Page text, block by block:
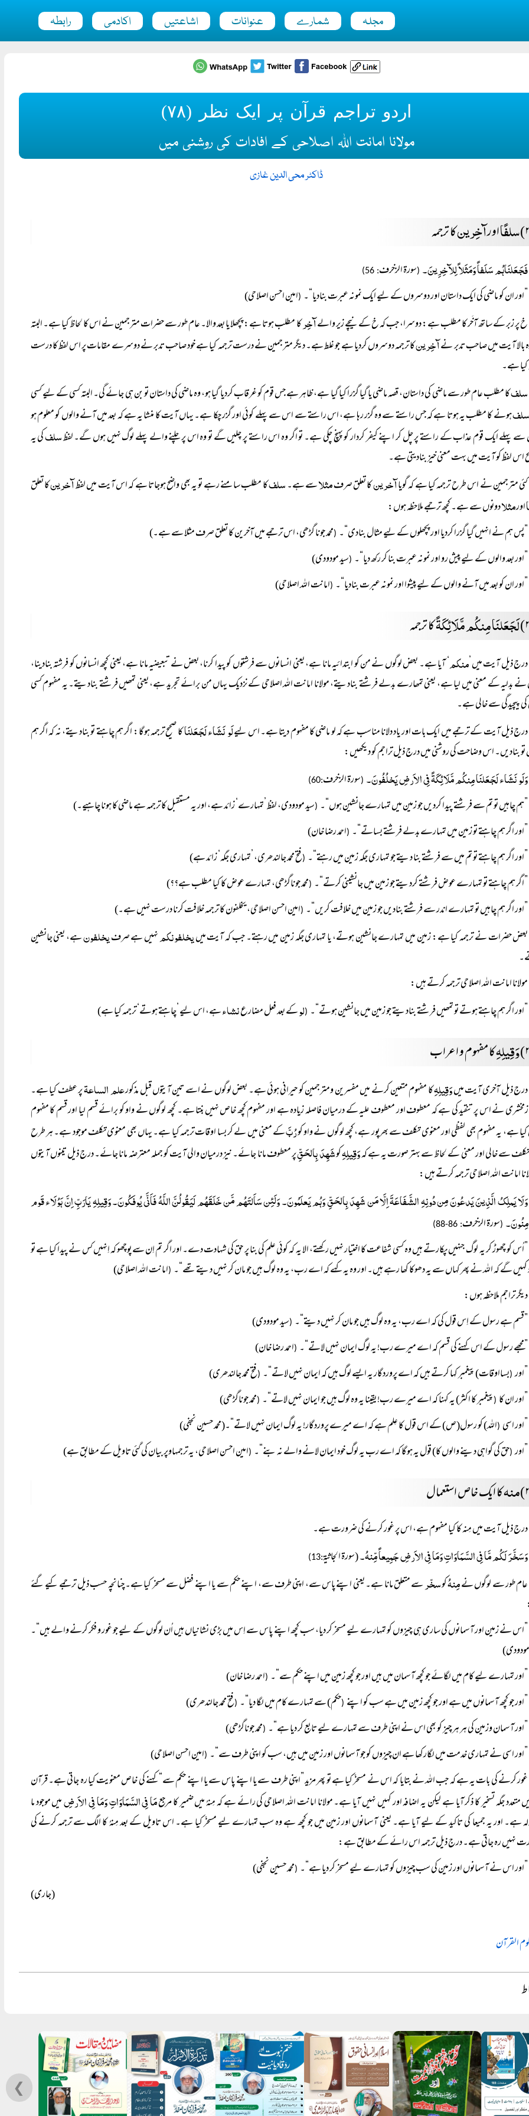
مجلہ شمارے عنوانات اشاعتیں اکادمی رابطہ
اردو تراجم قرآن پر ایک نظر (۷۸)
مولانا امانت اللہ اصلاحی کے افادات کی روشنی میں
ڈاکٹر محی الدین غازی
سلفًااورآخِرینکا ترجمہ
فَجَعَلنَاہُم سَلَفاً وَمَثَلاً لِلآخِرِینَ۔ (سورة الزخرف: 56)
”اور ان کو ماضی کی ایک داستان اور دوسروں کے لیے ایک نمونہ عبرت بنادیا“۔ (امین احسن اصلاحی)
خ پر زبر کے ساتھ آخَر کا مطلب ہے: دوسرا، جب کہ خ کے نیچے زیر والےآخِرکا مطلب ہوتا ہے: پچھلا یا بعد والا۔ عام طور سے حضرات مترجمین نے اس کا لحاظ کیا ہے۔ البتہ
بالا آیت میں صاحب تدبر نےآخِرینکا ترجمہ دوسروں کردیا ہے جو غلط ہے۔ دیگر مترجمین نے درست ترجمہ کیا ہے خود صاحب تدبر نے دوسرے مقامات پر اس لفظ کا درست
کیا ہے۔
سلفکا مطلب عام طور سے ماضی کی داستان، قصہ ماضی یا گیا گزرا کیا گیا ہے، ظاہر ہے جس قوم کو غرقاب کردیا گیا ہو، وہ ماضی کی داستان تو بن ہی جائے گی۔ البتہ کسی کے لیے کسی
سلفہونے کا مطلب یہ ہوتا ہے کہ جس راستے سے وہ گزر رہا ہے، اس راستے سے اس سے پہلے کوئی اور گزر چکا ہے۔ یہاں آیت کا منشا یہ ہے کہ بعد میں آنے والوں کو معلوم ہو
سے پہلے ایک قوم عذاب کے راستے پر چل کر اپنے کیفر کردار کو پہنچ چکی ہے۔ تو اگر وہ اس راستے پر چلیں گے تو وہ اس پر چلنے والے پہلے لوگ نہیں ہوں گے۔ لفظسلفکی یہ
اس لفظ کو آیت میں بہت معنی خیز بنادیتی ہے۔
کئی مترجمین نے اس طرح ترجمہ کیا ہے کہ گویاآخرینکا تعلق صرفمثلاسے ہے۔سلفکا مطلب سامنے رہے تو یہ بھی واضح ہوجاتا ہے کہ اس آیت میں لفظآخرینکا تعلق
اورمثلادونوں سے ہے۔ کچھ ترجمے ملاحظہ ہوں:
”پس ہم نے انہیں گیا گزرا کردیا اور پچھلوں کے لیے مثال بنادی“۔ (محمد جونا گڑھی، اس ترجمے میں آخرین کا تعلق صرف مثلا سے ہے۔)
”اور بعد والوں کے لیے پیش رو اور نمونہ عبرت بنا کر رکھ دیا“۔ (سید مودودی)
”اور ان کو بعد میں آنے والوں کے لیے پیشوا اور نمونہ عبرت بنادیا“۔ (امانت اللہ اصلاحی)
لَجَعَلنَا مِنکُم مَّلَائِکَۃًکا ترجمہ
درج ذیل آیت میں ’منکم‘ آیا ہے۔ بعض لوگوں نے من کو ابتدائیہ مانا ہے، یعنی انسانوں سے فرشتوں کو پیدا کرنا، بعض نے تبعیضیہ مانا ہے، یعنی کچھ انسانوں کو فرشتہ بنادینا،
بدلیہ کے معنی میں لیا ہے، یعنی تمھارے بدلے فرشتے بنادیتے، مولانا امانت اللہ اصلاحی کے نزدیک یہاں من برائے تجرید ہے، یعنی تمھیں فرشتے بنادیتے۔ یہ مفہوم کسی
پیچیدگی سے خالی ہے۔
درج ذیل آیت کے ترجمے میں ایک بات اور یاد دلانا مناسب ہے کہ لو ماضی کا مفہوم دیتا ہے۔ اس لیےلَو نَشَاء لَجَعَلنَاکا صحیح ترجمہ ہوگا: اگر ہم چاہتے تو بنادیتے، نہ کہ اگر ہم
تو بنادیں۔ اس وضاحت کی روشنی میں درج ذیل تراجم کو دیکھیں:
وَلَو نَشَاء لَجَعَلنَا مِنکُم مَّلَائِکَۃً فِی الاَرضِ یَخلُفُونَ۔ (سورة الزخرف:60)
”ہم چاہیں تو تم سے فرشتے پیدا کردیں جو زمین میں تمہارے جانشین ہوں“۔ (سید مودودی، لفظ ’تمہارے‘ زائد ہے، اور یہ مستقبل کا ترجمہ ہے ماضی کا ہونا چاہیے۔)
”اور اگر ہم چاہتے تو زمین میں تمہارے بدلے فرشتے بساتے“۔ (احمد رضا خان)
”اور اگر ہم چاہتے تو تم میں سے فرشتے بنا دیتے جو تمہاری جگہ زمین میں رہتے“۔ (فتح محمد جالندھری، ’تمہاری جگہ‘ زائد ہے)
”اگر ہم چاہتے تو تمہارے عوض فرشتے کردیتے جو زمین میں جانشینی کرتے“۔ (محمد جوناگڑھی، تمہارے عوض کا کیا مطلب ہے؟؟)
”اور اگر ہم چاہیں تو تمہارے اندر سے فرشتے بنادیں جو زمین میں خلافت کریں“۔ (امین احسن اصلاحی، یخلفون کا ترجمہ خلافت کرنا درست نہیں ہے۔)
بعض حضرات نے ترجمہ کیا ہے: زمین میں تمہارے جانشین ہوتے، یا تمہاری جگہ زمین میں رہتے۔ جب کہ آیت میںیخلفونکمنہیں ہے صرفیخلفونہے، یعنی جانشین
مولانا امانت اللہ اصلاحی ترجمہ کرتے ہیں:
”اور اگر ہم چاہتے ہوتے تو تمھیں فرشتے بنادیتے جو زمین میں جانشین ہوتے“۔ (لوکے بعد فعل مضارعنشاءہے، اس لیے ’چاہتے ہوتے‘ ترجمہ کیا ہے)
وَقِیلِہِکا مفہوم و اعراب
درج ذیل آخری آیت میںوَقِیلِہِکا مفہوم متعین کرنے میں مفسرین ومترجمین کو حیرانی ہوئی ہے۔ بعض لوگوں نے اسے تین آیتوں قبل مذکورعلم الساعۃپر عطف کیا ہے۔
نے اس پر تنقید کی ہے کہ معطوف اور معطوف علیہ کے درمیان فاصلہ زیادہ ہے اور مفہوم کچھ خاص نہیں بنتا ہے۔ کچھ لوگوں نے واو کو برائے قسم لیا اور قسم کا مفہوم
ہے، یہ مفہوم بھی لفظی اور معنوی تکلف سے بھرپور ہے، کچھ لوگوں نے واو کورُبَّکے معنی میں لے کر بسا اوقات ترجمہ کیا ہے۔ یہاں بھی معنوی تکلف موجود ہے۔ ہر طرح
سے خالی اور معنی کے لحاظ سے بہتر صورت یہ ہے کہوَقِیلِہِکوشَہِدَ بِالحَقِّپر معطوف مانا جائے۔ نیز درمیان والی آیت کو جملہ معترضہ مانا جائے۔ درج ذیل تینوں آیتوں
امانت اللہ اصلاحی ترجمہ کرتے ہیں:
وَلَا یَملِکُ الَّذِینَ یَدعُونَ مِن دُونِہِ الشَّفَاعَۃَ اِلَّا مَن شَہِدَ بِالحَقِّ وَہُم یَعلَمُونَ۔ وَلَئِن سَاَلتَہُم مَّن خَلَقَہُم لَیَقُولُنَّ اللَّہُ فَاَنَّی یُوفَکُونَ۔ وَقِیلِہِ یَارَبِّ اِنَّ ہَوُلَاء قَوم
(سورة الزخرف: 86-88)
”اُس کو چھوڑ کر یہ لوگ جنہیں پکارتے ہیں وہ کسی شفاعت کا اختیار نہیں رکھتے، الا یہ کہ کوئی علم کی بنا پر حق کی شہادت دے۔ اور اگر تم اِن سے پوچھو کہ اِنہیں کس نے پیدا کیا ہے تو
کہیں گے کہ اللہ نے پھر کہاں سے یہ دھوکا کھا رہے ہیں۔ اور وہ یہ کہے کہ اے رب، یہ وہ لوگ ہیں جو مان کر نہیں دیتے تھے“۔ (امانت اللہ اصلاحی)
دیگر تراجم ملاحظہ ہوں:
”قسم ہے رسول کے اِس قول کی کہ اے رب، یہ وہ لوگ ہیں جو مان کر نہیں دیتے“۔ (سید مودودی)
”مجھے رسول کے اس کہنے کی قسم کہ اے میرے رب! یہ لوگ ایمان نہیں لاتے“۔ (احمد رضا خان)
”اور(بسااوقات) پیغمبر کہا کرتے ہیں کہ اے پروردگار یہ ایسے لوگ ہیں کہ ایمان نہیں لاتے“۔ (فتح محمد جالندھری)
”اور ان کا (پیغمبر کا اکثر) یہ کہنا کہ اے میرے رب! یقینا یہ وہ لوگ ہیں جو ایمان نہیں لاتے“۔ (محمد جوناگڑھی)
”اور اسی (اللہ) کو رسول(ص) کے اس قول کا عِلم ہے کہ اے میرے پروردگار! یہ لوگ ایمان نہیں لاتے“۔(محمد حسین نجفی)
”اور(حق کی گواہی دینے والوں کا) قول یہ ہوگا کہ اے رب یہ لوگ خود ایمان لانے والے نہ بنے“۔ (امین احسن اصلاحی، یہ ترجمہاوپر بیان کی گئی تاویل کے مطابق ہے)
منہکا ایک خاص استعمال
درج ذیل آیت میں مِنہ کا کیا مفہوم ہے، اس پر غور کرنے کی ضرورت ہے۔
وَسَخَّرَ لَکُم مَّا فِی السَّمَاوَاتِ وَمَا فِی الاَرضِ جَمِیعاً مِّنہُ۔(سورة الجاثیۃ:13)
عام طور سے لوگوں نےمِنہُکوسخّرسے متعلق مانا ہے۔ یعنی اپنے پاس سے، اپنی طرف سے، اپنے حکم سے یا اپنے فضل سے مسخر کیا ہے۔ چنانچہ حسب ذیل ترجمے کیے گئے
”اس نے زمین اور آسمانوں کی ساری ہی چیزوں کو تمہارے لیے مسخر کر دیا، سب کچھ اپنے پاس سے اِس میں بڑی نشانیاں ہیں اُن لوگوں کے لیے جو غور و فکر کرنے والے ہیں“۔
”اور تمہارے لیے کام میں لگائے جو کچھ آسمان میں ہیں اور جو کچھ زمین میں اپنے حکم سے“۔ (احمد رضا خان)
”اور جو کچھ آسمانوں میں ہے اور جو کچھ زمین میں ہے سب کو اپنے (حکم) سے تمہارے کام میں لگا دیا“۔ (فتح محمد جالندھری)
”اور آسمان وزمین کی ہر ہر چیز کو بھی اس نے اپنی طرف سے تمہارے لیے تابع کر دیا ہے“۔ (محمد جوناگڑھی)
”اور اسی نے تمہاری خدمت میں لگارکھا ہے ان چیزوں کو جو آسمانوں اور زمین میں ہیں، سب کو اپنی طرف سے“۔ (امین احسن اصلاحی)
غور کرنے کی بات یہ ہے کہ جب اللہ نے بتایا کہ اس نے مسخّر کیا ہے تو پھر مزید ”اپنی طرف سے یا اپنے پاس سے یا اپنے حکم سے“ کہنے کی خاص معنویت کیا رہ جاتی ہے۔ قرآن
متعدد جگہ تسخیر کا ذکر آیا ہے لیکن یہ اضافہ اور کہیں نہیں آیا ہے۔ مولانا امانت اللہ اصلاحی کی رائے ہے کہ مِنہُ میں ضمیر کا مرجعمَا فِی السَّمَاوَاتِ وَمَا فِی الاَرضِمیں موجود ما
ہے۔ اور یہ جمیعا کی تاکید کے لیے آیا ہے۔ یعنی آسمانوں اور زمین میں جو کچھ ہے وہ سب تمہارے لیے مسخّر کیا ہے۔ اس تاویل کے بعد مِنہُ کا الگ سے ترجمہ کرنے کی
نہیں رہ جاتی ہے۔ درج ذیل ترجمہ اس رائے کے مطابق ہے:
”اور اس نے آسمانوں اور زمین کی سب چیزوں کو تمہارے لیے مسخر کر دیا ہے“۔ (محمد حسین نجفی)
(جاری)
القرآن
❮